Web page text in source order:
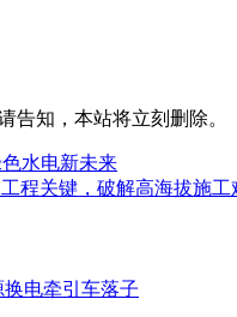
告知，本站将立刻删除。
水电新未来
程关键，破解高海拔施工